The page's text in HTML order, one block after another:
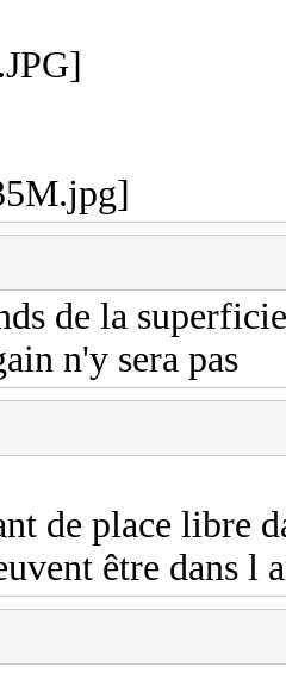
de la
n'y sera pas
de place libre
être dans l